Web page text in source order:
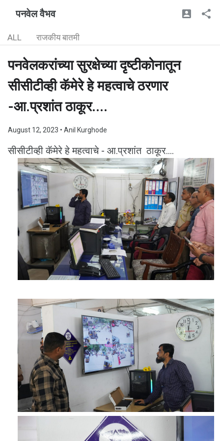
पनवेल वैभव
ALL राजकीय बातमी
पनवेलकरांच्या सुरक्षेच्या दृष्टीकोनातून
सीसीटीव्ही कॅमेरे हे महत्वाचे ठरणार
-आ.प्रशांत ठाकूर....
August 12, 2023 • Anil Kurghode
सीसीटीव्ही कॅमेरे हे महत्वाचे - आ.प्रशांत ठाकूर....